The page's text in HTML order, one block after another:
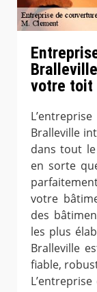
votre toit
Bralleville
dans tout
en sorte
votre
des
les plus
Bralleville
fiable,